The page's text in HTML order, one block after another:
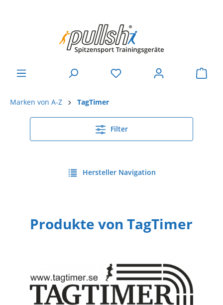
Marken von A-Z TagTimer
Filter
Hersteller Navigation
Produkte von TagTimer